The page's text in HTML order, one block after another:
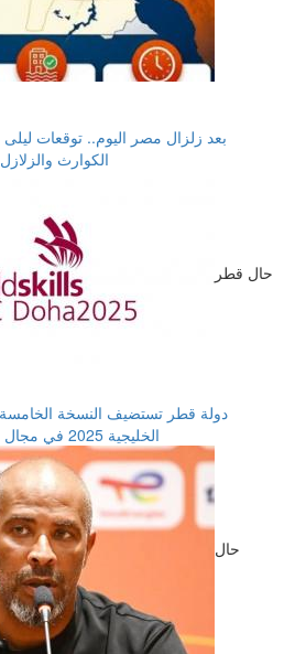
الكوارث
حال قطر
دولة قطر تستضيف النسخة
الخليجية 2025 في مجال التعليم المهني والتقني
حال